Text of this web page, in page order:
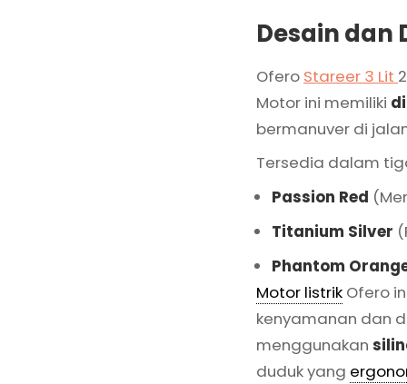
Desain dan
Ofero Stareer 3 Lit
Motor ini memiliki
bermanuver di
Tersedia dalam
Passion Red
Titanium Silver
Phantom
Motor listrik Ofero
kenyamanan dan
menggunakan
duduk yang